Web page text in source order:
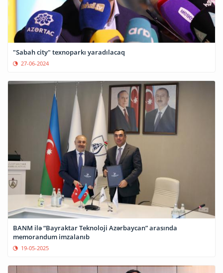
"Sabah city" texnoparkı yaradılacaq
27-06-2024
BANM ilə “Bayraktar Teknoloji Azərbaycan” arasında
memorandum imzalanıb
19-05-2025